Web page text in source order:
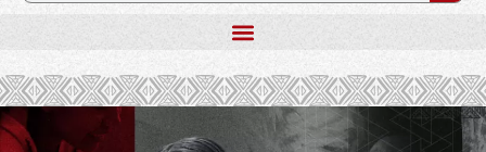
.